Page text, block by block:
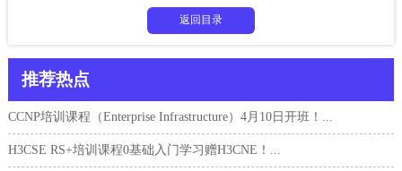
返回目录
推荐热点
CCNP培训课程（Enterprise Infrastructure）4月10日开班！...
H3CSE RS+培训课程0基础入门学习赠H3CNE！...